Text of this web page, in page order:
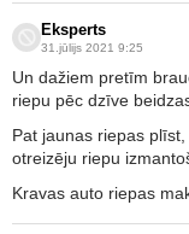
Eksperts
31.jūlijs 2021 9:25
Un dažiem pretīm
riepu pēc dzīve
Pat jaunas riepas
otreizēju riepu
Kravas auto riepas